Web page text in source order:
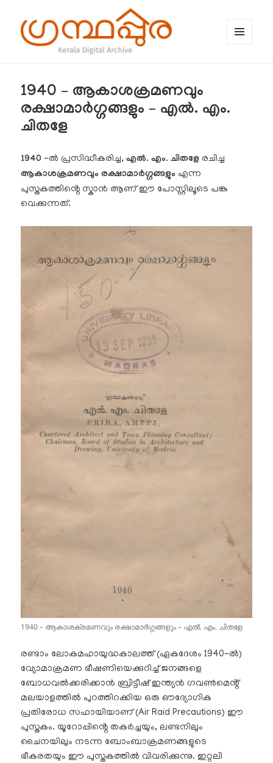
1940 – ആകാശക്രമണവും
രക്ഷാമാർഗ്ഗങ്ങളും – എൽ. എം.
ചിതളേ
1940 -ൽ പ്രസിദ്ധീകരിച്ച,എൽ. എം. ചിതളേ രചിച്ച
ആകാശക്രമണവും രക്ഷാമാർഗ്ഗങ്ങളും എന്ന
പുസ്തകത്തിൻ്റെ സ്കാൻ ആണ് ഈ പോസ്റ്റിലൂടെ പങ്കു
വെക്കുന്നത്.
1940 – ആകാശക്രമണവും രക്ഷാമാർഗ്ഗങ്ങളും – എൽ. എം. ചിതളേ
രണ്ടാം ലോകമഹായുദ്ധകാലത്ത് (ഏകദേശം 1940-ൽ)
വ്യോമാക്രമണ ഭീഷണിയെക്കുറിച്ച് ജനങ്ങളെ
ബോധവൽക്കരിക്കാൻ ബ്രിട്ടീഷ് ഇന്ത്യൻ ഗവൺമെൻ്റ്
മലയാളത്തിൽ പുറത്തിറക്കിയ ഒരു ഔദ്യോഗിക
പ്രതിരോധ സഹായിയാണ് (Air Raid Precautions) ഈ
പുസ്തകം. യൂറോപ്പിൻ്റെ തകർച്ചയും, ലണ്ടനിലും
ചൈനയിലും നടന്ന ബോംബാക്രമണങ്ങളുടെ
ഭീകരതയും ഈ പുസ്തകത്തിൽ വിവരിക്കുന്നു. ഇറ്റലി